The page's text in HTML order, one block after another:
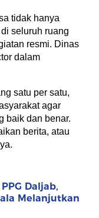
tidak hanya
seluruh ruang
resmi. Dinas
dalam
satu per satu,
agar
baik dan benar.
berita, atau
Daljab,
Melanjutkan